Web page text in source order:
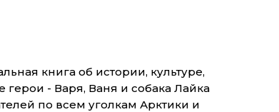
книга об истории, культуре,
герои - Варя, Ваня и собака Лайка
по всем уголкам Арктики и